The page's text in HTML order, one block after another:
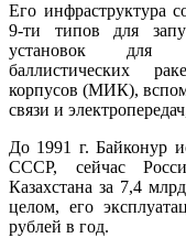
Его инфраструктура
9-ти типов для
установок для
баллистических
корпусов (МИК),
связи и
До 1991 г. Байконур
СССР, сейчас
Казахстана за 7,4
целом, его
рублей в год.